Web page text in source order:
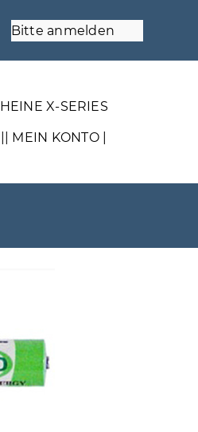
Bitte anmelden
HEINE X-SERIES
| MEIN KONTO |